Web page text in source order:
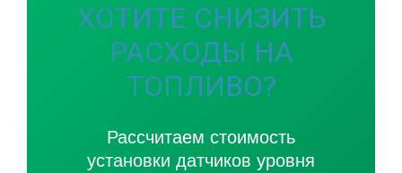
ХОТИТЕ СНИЗИТЬ
РАСХОДЫ НА
ТОПЛИВО?
Рассчитаем стоимость
установки датчиков уровня